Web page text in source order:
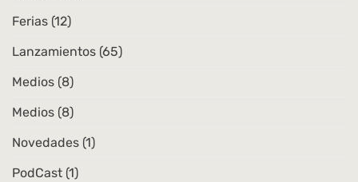
Ferias (12)
Lanzamientos (65)
Medios (8)
Medios (8)
Novedades (1)
PodCast (1)